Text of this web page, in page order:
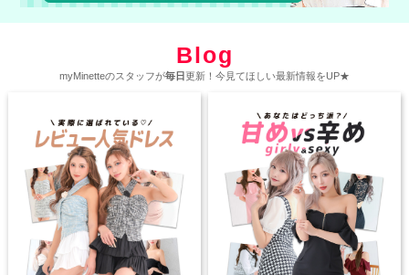
Blog
myMinetteのスタッフが毎日 更新！今見てほしい最新情報をUP★